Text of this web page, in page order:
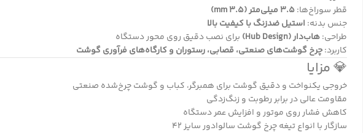
قطر سوراخ‌ها:۳.۵ میلی‌متر (3.5 mm)
جنس بدنه: استیل ضدزنگ با کیفیت بالا
طراحی:هاب‌دار (Hub Design)
برای نصب دقیق روی محور دستگاه
کاربرد:چرخ گوشت‌های صنعتی، قصابی، رستوران و کارگاه‌های فرآوری گوشت
💎 مزایا
خروجی یکنواخت و دقیق گوشت برای همبرگر، کباب و گوشت چرخ‌شده صنعتی
مقاومت عالی در برابر رطوبت و زنگ‌زدگی
کاهش فشار روی موتور و افزایش عمر دستگاه
سازگار با انواع تیغه چرخ گوشت سالوادور سایز ۴۲